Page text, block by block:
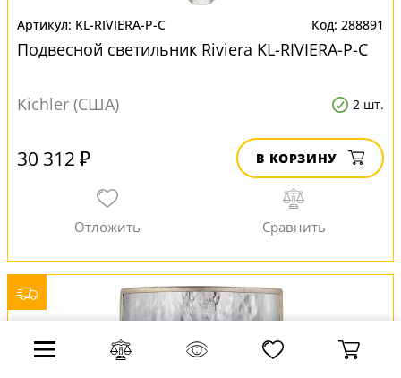
KL-RIVIERA-P-C 288891
Подвесной светильник Riviera KL-RIVIERA-P-C
Kichler (США) 2 шт.
30 312 ₽ В КОРЗИНУ